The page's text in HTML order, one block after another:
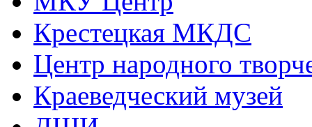
Крестецкая МКДС
Центр народного
Краеведческий музей